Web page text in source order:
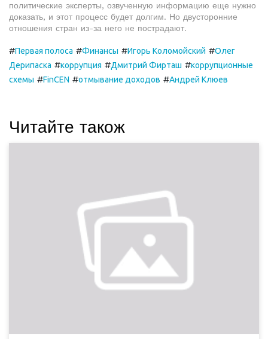
политические эксперты, озвученную информацию еще нужно
доказать, и этот процесс будет долгим. Но двусторонние
отношения стран из-за него не пострадают.
#Первая полоса #Финансы #Игорь Коломойский #Олег
Дерипаска #коррупция #Дмитрий Фирташ #коррупционные
схемы #FinCEN #отмывание доходов #Андрей Клюев
Читайте також